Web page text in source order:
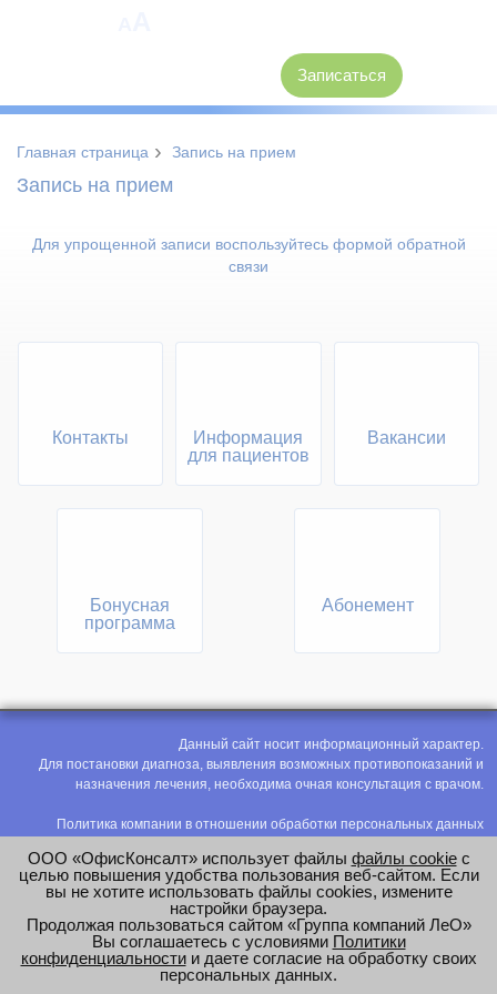
Записаться
Главная страница › Запись на прием
Запись на прием
Для упрощенной записи воспользуйтесь формой обратной
связи
Контакты
Информация
для пациентов
Вакансии
Бонусная
программа
Абонемент
Данный сайт носит информационный характер.
Для постановки диагноза, выявления возможных противопоказаний и
назначения лечения, необходима очная консультация с врачом.
Политика компании в отношении обработки персональных данных
Соглашение на обработку персональных данных
Оценка труда
e-mail:office@modus-leo.ru
ООО «ОфисКонсалт» использует файлы файлы cookieс
целью повышения удобства пользования веб-сайтом. Если
вы не хотите использовать файлы cookies, измените
настройки браузера.
Продолжая пользоваться сайтом «Группа компаний ЛеО»
Вы соглашаетесь с условиями Политики
конфиденциальностии даете согласие на обработку своих
персональных данных.